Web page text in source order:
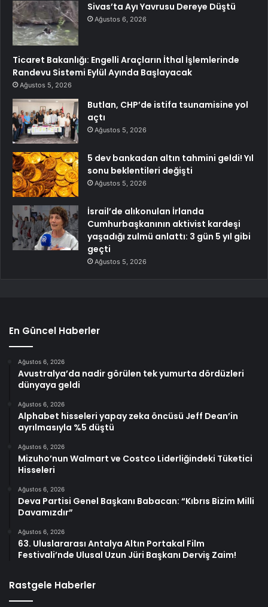
Sivas’ta Ayı Yavrusu Dereye Düştü
Ağustos 6, 2026
Ticaret Bakanlığı: Engelli Araçların İthal İşlemlerinde
Randevu Sistemi Eylül Ayında Başlayacak
Ağustos 5, 2026
Butlan, CHP’de istifa tsunamisine yol
açtı
Ağustos 5, 2026
5 dev bankadan altın tahmini geldi! Yıl
sonu beklentileri değişti
Ağustos 5, 2026
İsrail’de alıkonulan İrlanda
Cumhurbaşkanının aktivist kardeşi
yaşadığı zulmü anlattı: 3 gün 5 yıl gibi
geçti
Ağustos 5, 2026
En Güncel Haberler
Ağustos 6, 2026
Avustralya’da nadir görülen tek yumurta dördüzleri
dünyaya geldi
Ağustos 6, 2026
Alphabet hisseleri yapay zeka öncüsü Jeff Dean’in
ayrılmasıyla %5 düştü
Ağustos 6, 2026
Mizuho’nun Walmart ve Costco Liderliğindeki Tüketici
Hisseleri
Ağustos 6, 2026
Deva Partisi Genel Başkanı Babacan: “Kıbrıs Bizim Milli
Davamızdır”
Ağustos 6, 2026
63. Uluslararası Antalya Altın Portakal Film
Festivali’nde Ulusal Uzun Jüri Başkanı Derviş Zaim!
Rastgele Haberler